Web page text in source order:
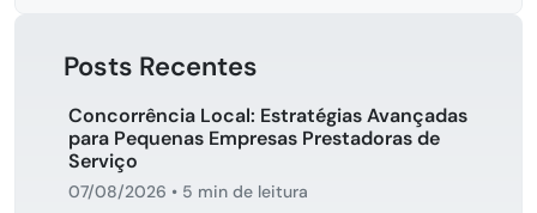
Posts Recentes
Concorrência Local: Estratégias Avançadas
para Pequenas Empresas Prestadoras de
Serviço
07/08/2026 • 5 min de leitura